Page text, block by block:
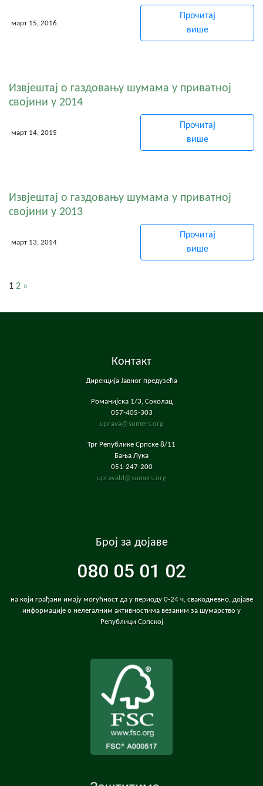
март 15, 2016
Прочитај
више
Извјештај о газдовању шумама у приватној
својини у 2014
март 14, 2015
Прочитај
више
Извјештај о газдовању шумама у приватној
својини у 2013
март 13, 2014
Прочитај
више
1 2 »
Контакт
Дирекција Јавног предузећа
Романијска 1/3, Соколац
057-405-303
uprava@sumers.org
Трг Републике Српске 8/11
Бања Лука
051-247-200
upravabl@sumers.org
Број за дојаве
080 05 01 02
на који грађани имају могућност да у периоду 0-24 ч, свакодневно, дојаве
информације о нелегалним активностима везаним за шумарство у
Републици Српској